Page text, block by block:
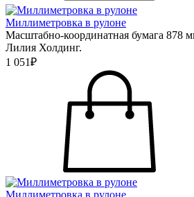
Миллиметровка в рулоне
Масштабно-координатная бумага 878
Лилия Холдинг.
1 051₽
Миллиметровка в рулоне